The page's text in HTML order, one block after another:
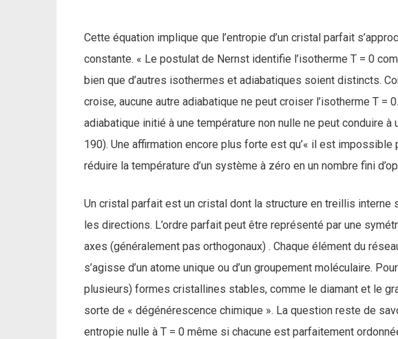
Cette équation implique que l’entropie d’un cristal parfait
constante. « Le postulat de Nernst identifie l’isotherme T = 0
bien que d’autres isothermes et adiabatiques soient distincts.
croise, aucune autre adiabatique ne peut croiser l’isotherme T =
adiabatique initié à une température non nulle ne peut conduire à
190). Une affirmation encore plus forte est qu’« il est
réduire la température d’un système à zéro en un nombre fini
Un cristal parfait est un cristal dont la structure en treillis interne
les directions. L’ordre parfait peut être représenté par une
axes (généralement pas orthogonaux) . Chaque élément du
s’agisse d’un atome unique ou d’un groupement moléculaire.
plusieurs) formes cristallines stables, comme le diamant et le
sorte de « dégénérescence chimique ». La question reste de
entropie nulle à T = 0 même si chacune est parfaitement